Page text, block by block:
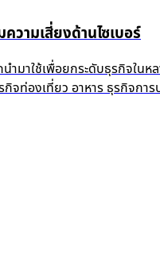
วามเสี่ยงด้านไซเบอร์
ำมาใช้เพื่อยกระดับธุรกิจใ
จท่องเที่ยว อาหาร ธุรกิจกา